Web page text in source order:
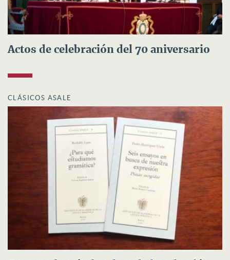
Actos de celebración del 70 aniversario
CLÁSICOS ASALE